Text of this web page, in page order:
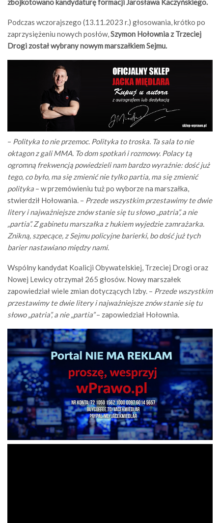
zbojkotowano kandydaturę formacji Jarosława Kaczyńskiego.
Podczas wczorajszego (13.11.2023 r.) głosowania, krótko po
zaprzysiężeniu nowych posłów,Szymon Hołownia z Trzeciej
Drogi został wybrany nowym marszałkiem Sejmu.
– Polityka to nie przemoc. Polityka to troska. Ta sala to nie
oktagon z gali MMA. To dom spotkań i rozmowy. Polacy tą
ogromną frekwencją powiedzieli nam bardzo wyraźnie: dość już
tego, co było, ma się zmienić nie tylko partia, ma się zmienić
polityka – w przemówieniu tuż po wyborze na marszałka,
stwierdził Hołowania. – Przede wszystkim przestawimy te dwie
litery i najważniejsze znów stanie się tu słowo „patria”, a nie
„partia”. Z gabinetu marszałka z hukiem wyjedzie zamrażarka.
Znikną, szpecące, z Sejmu policyjne barierki, bo dość już tych
barier nastawiano między nami.
Wspólny kandydat Koalicji Obywatelskiej, Trzeciej Drogi oraz
Nowej Lewicy otrzymał 265 głosów. Nowy marszałek
zapowiedział wiele zmian dotyczących Izby. – Przede wszystkim
przestawimy te dwie litery i najważniejsze znów stanie się tu
słowo „patria”, a nie „partia”– zapowiedział Hołownia.